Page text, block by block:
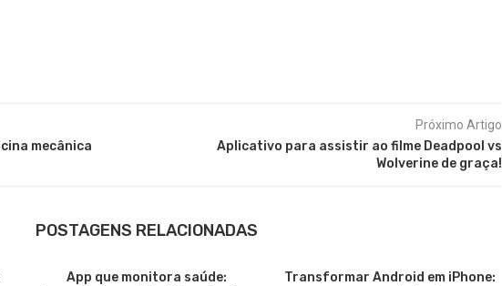
mecânica
Próximo Artigo
Aplicativo para assistir ao filme Deadpool vs
Wolverine de graça!
POSTAGENS RELACIONADAS
App que monitora saúde:
Transformar Android em iPhone: